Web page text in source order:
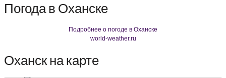
Погода в Оханске
Подробнее о погоде в Оханске
world-weather.ru
Оханск на карте